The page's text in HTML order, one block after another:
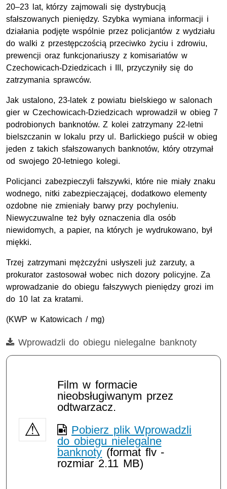
20–23 lat, którzy zajmowali się dystrybucją
sfałszowanych pieniędzy. Szybka wymiana informacji i
działania podjęte wspólnie przez policjantów z wydziału
do walki z przestępczością przeciwko życiu i zdrowiu,
prewencji oraz funkcjonariuszy z komisariatów w
Czechowicach-Dziedzicach i III, przyczyniły się do
zatrzymania sprawców.
Jak ustalono, 23-latek z powiatu bielskiego w salonach
gier w Czechowicach-Dziedzicach wprowadził w obieg 7
podrobionych banknotów. Z kolei zatrzymany 22-letni
bielszczanin w lokalu przy ul. Barlickiego puścił w obieg
jeden z takich sfałszowanych banknotów, który otrzymał
od swojego 20-letniego kolegi.
Policjanci zabezpieczyli fałszywki, które nie miały znaku
wodnego, nitki zabezpieczającej, dodatkowo elementy
ozdobne nie zmieniały barwy przy pochyleniu.
Niewyczuwalne też były oznaczenia dla osób
niewidomych, a papier, na których je wydrukowano, był
miękki.
Trzej zatrzymani mężczyźni usłyszeli już zarzuty, a
prokurator zastosował wobec nich dozory policyjne. Za
wprowadzanie do obiegu fałszywych pieniędzy grozi im
do 10 lat za kratami.
(KWP w Katowicach / mg)
Film
Wprowadzli do obiegu nielegalne banknoty
Film w formacie
nieobsługiwanym przez
odtwarzacz.
Pobierz plik Wprowadzli
do obiegu nielegalne
banknoty (format flv -
rozmiar 2.11 MB)